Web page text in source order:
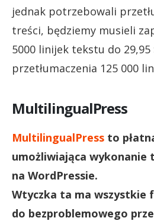
jednak potrzebowali
treści, będziemy musieli
5000 linijek tekstu do 29,95
przetłumaczenia 125 000
MultilingualPress
MultilingualPress to
umożliwiająca wykonanie
na WordPressie.
Wtyczka ta ma wszystkie
do bezproblemowego